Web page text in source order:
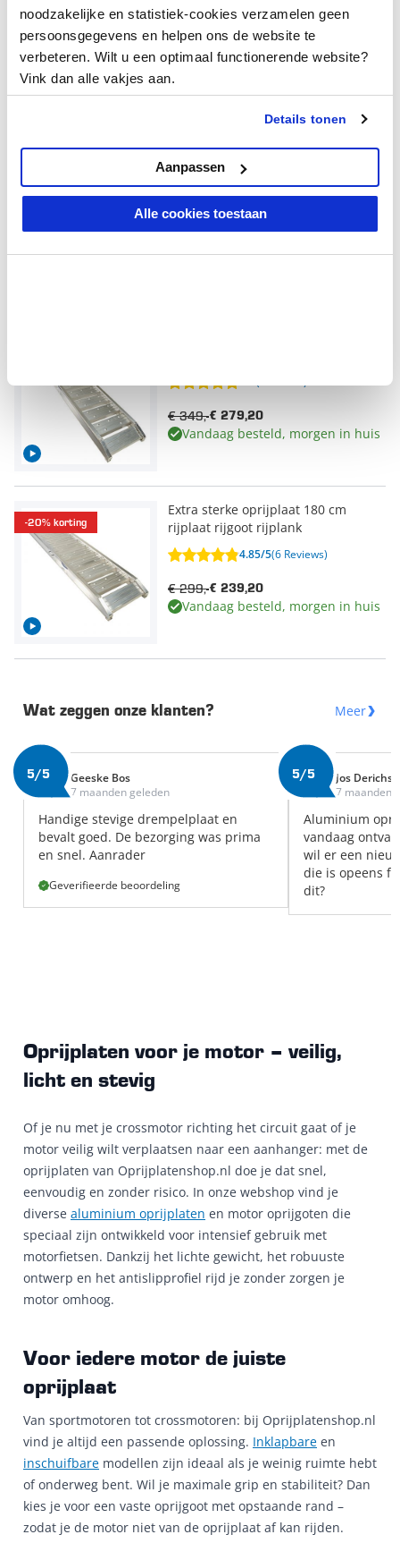
noodzakelijke en statistiek-cookies verzamelen geen
persoonsgegevens en helpen ons de website te
verbeteren. Wilt u een optimaal functionerende website?
Vink dan alle vakjes aan.
Details tonen
Alle cookies toestaan
Aanpassen
5/5(1 Review)
€ 239,20
€ 299,-
Aluminium oprijplaat - 200 cm
(capaciteit 300 kg)
5/5(1 Review)
€ 149,-
€ 279,20
€ 349,-
Vandaag besteld, morgen in huis
-20% korting
Extra sterke oprijplaat 180 cm
rijplaat rijgoot rijplank
4.85/5(6 Reviews)
€ 239,20
€ 299,-
Vandaag besteld, morgen in huis
Wat zeggen onze klanten? Meer
5/5
Geeske Bos
7 maanden geleden
Handige stevige drempelplaat en
bevalt goed. De bezorging was prima
en snel. Aanrader
Geverifieerde beoordeling
5/5
Jos Derichs
7 maanden
Aluminium
vandaag
wil er een
die is opeens
dit?
Oprijplaten voor je motor – veilig,
licht en stevig
Of je nu met je crossmotor richting het circuit gaat of je
motor veilig wilt verplaatsen naar een aanhanger: met de
oprijplaten van Oprijplatenshop.nl doe je dat snel,
eenvoudig en zonder risico. In onze webshop vind je
diverse aluminium oprijplaten en motor oprijgoten die
speciaal zijn ontwikkeld voor intensief gebruik met
motorfietsen. Dankzij het lichte gewicht, het robuuste
ontwerp en het antislipprofiel rijd je zonder zorgen je
motor omhoog.
Voor iedere motor de juiste
oprijplaat
Van sportmotoren tot crossmotoren: bij Oprijplatenshop.nl
vind je altijd een passende oplossing. Inklapbare en
inschuifbare modellen zijn ideaal als je weinig ruimte hebt
of onderweg bent. Wil je maximale grip en stabiliteit? Dan
kies je voor een vaste oprijgoot met opstaande rand –
zodat je de motor niet van de oprijplaat af kan rijden.